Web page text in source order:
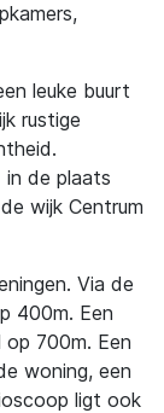
leuke buurt
rustige
in de plaats
wijk Centrum
Via de
400m. Een
700m. Een
woning, een
ligt ook